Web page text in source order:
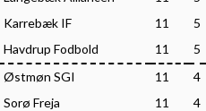
Karrebæk IF 11 5
Havdrup Fodbold 11 5
Østmøn SGI 11 4
Sorø Freja 11 4